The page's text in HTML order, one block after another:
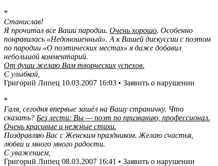
*
Станислав!
Я прочитал все Ваши пародии. Очень хорошо. Особенно
понравилась «Недоношенный». А к Вашей дискуссии с поэтом
по пародии «О поэтических местах» я даже добавил
небольшой комментарий.
От души желаю Вам творческих успехов.
С улыбкой,
Григорий Липец 10.03.2007 16:03 • Заявить о нарушении
*
Галя, сегодня впервые зашёл на Вашу страничку. Что
сказать? Без лести: Вы — поэт по призванию, профессионал.
Очень красивые и нежные стихи.
Поздравляю Вас с Женским праздником. Желаю счастья,
любви и много много радости.
С уважением,
Григорий Липец 08.03.2007 16:41 • Заявить о нарушении